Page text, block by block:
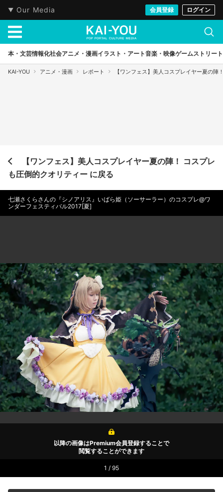
Our Media 会員登録 ログイン
本・文芸情報化社会アニメ・漫画イラスト・アート音楽・映像ゲームストリート
KAI-YOU アニメ・漫画 レポート 【ワンフェス】美人コスプレイヤー夏の
【ワンフェス】美人コスプレイヤー夏の陣！ コスプレ
も圧倒的クオリティー に戻る
七瀬さくらさんの『シノアリス』いばら姫（ソーサーラー）のコスプレ@ワ
ンダーフェスティバル2017[夏]
以降の画像はPremium会員登録することで
閲覧することができます
1 / 95